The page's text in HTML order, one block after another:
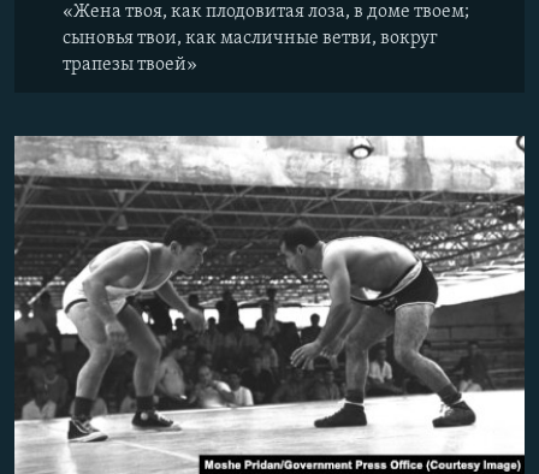
«Жена твоя, как плодовитая лоза, в доме твоем;
сыновья твои, как масличные ветви, вокруг
трапезы твоей»